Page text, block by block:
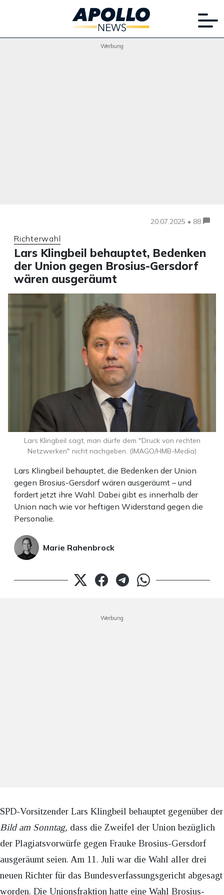
Werbung
20.07.2025 • 88
Richterwahl
Lars Klingbeil behauptet, Bedenken
der Union gegen Brosius-Gersdorf
wären ausgeräumt
Lars Klingbeil behauptet, die Bedenken der Union
gegen Brosius-Gersdorf wären ausgeräumt – und
fordert jetzt ihre Wahl. Dabei gibt es innerhalb der
Union nach wie vor heftigen Widerstand gegen die
Personalie.
Marie Rahenbrock
Lars Klingbeil sagt, man dürfe dem "Druck von rechten
Netzwerken" nicht nachgeben. (IMAGO/HMB-Media)
Werbung
SPD-Vorsitzender Lars Klingbeil behauptet gegenüber der
Bild am Sonntag, dass die Zweifel der Union bezüglich
der Plagiatsvorwürfe gegen Frauke Brosius-Gersdorf
ausgeräumt seien. Am 11. Juli war die Wahl aller drei
neuen Richter für das Bundesverfassungsgericht abgesagt
worden. Die Unionsfraktion hatte eine Wahl Brosius-